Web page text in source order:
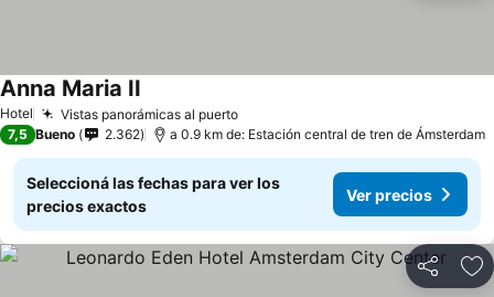
Hotel Vistas panorámicas al puerto
Anna Maria II
7,5 Bueno 2.362 a 0.9 km de: Estación central de tren de Ámsterdam
Seleccioná las fechas para ver los
precios exactos
Ver precios
Compartir